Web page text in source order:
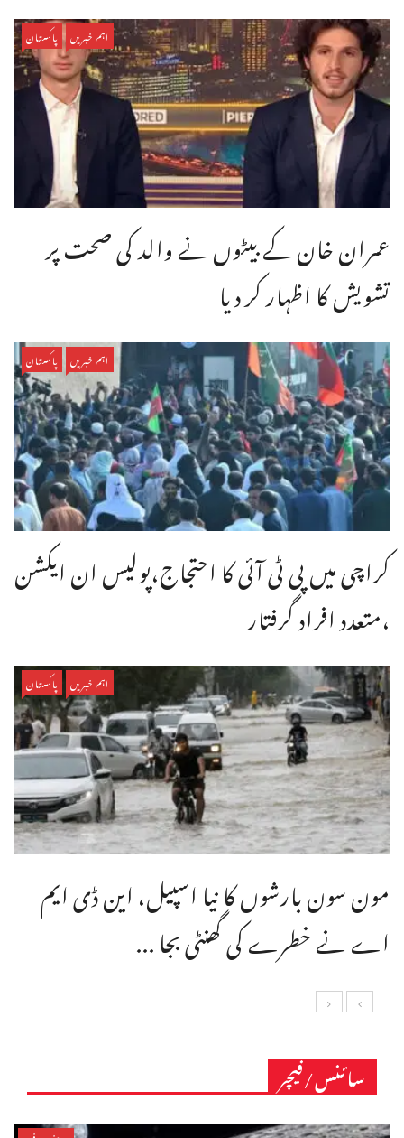
اہم خبریں پاکستان
عمران خان کے بیٹوں نے والد کی صحت پر
تشویش کا اظہار کر دیا
اہم خبریں پاکستان
کراچی میں پی ٹی آئی کا احتجاج،پولیس ان ایکشن
،متعدد افراد گرفتار
اہم خبریں پاکستان
مون سون بارشوں کا نیا اسپیل، این ڈی ایم
اے نے خطرے کی گھنٹی بجا ...
سائنس/فیچر